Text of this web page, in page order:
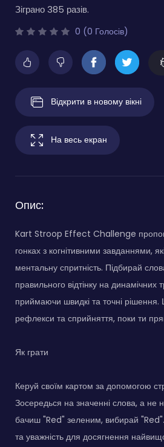
Зіграно 385 разів.
0 (0 Голосів)
Відкрити в новому вікні
На весь екран
Опис:
Kart Stroop Effect Challenge
гонках з когнітивними завданнями,
ментальну спритність. Підбирай
правильного відтінку на динамічних
приймаючи швидкі та точні рішення.
рефлекси та сприйняття, поки ти
Як грати
Керуй своїм картом за допомогою
Зосередься на значенні слова, а не
бачиш "Red" зеленим, вибирай
та уважність для досягнення